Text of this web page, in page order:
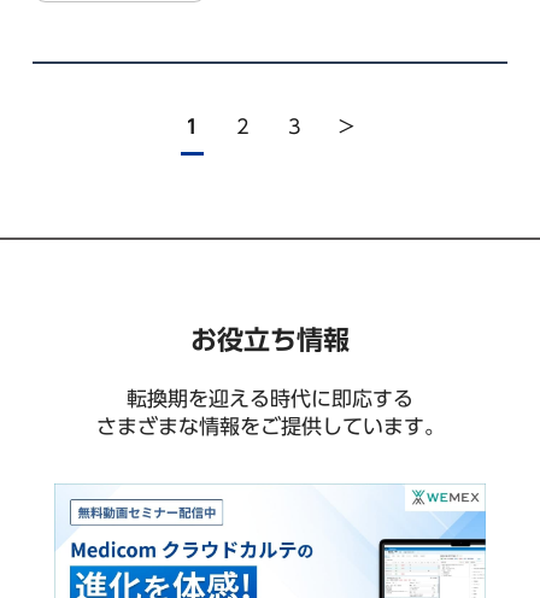
1 2 3 >
お役立ち情報
転換期を迎える時代に即応する
さまざまな情報をご提供しています。